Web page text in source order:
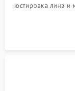
юстировка линз и
и устранения
шлейфов,